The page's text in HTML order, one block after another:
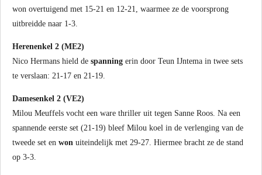
won overtuigend met 15-21 en 12-21, waarmee ze de voorsprong
uitbreidde naar 1-3.
Herenenkel 2 (ME2)
Nico Hermans hield de spanning erin door Teun IJntema in twee sets
te verslaan: 21-17 en 21-19.
Damesenkel 2 (VE2)
Milou Meuffels vocht een ware thriller uit tegen Sanne Roos. Na een
spannende eerste set (21-19) bleef Milou koel in de verlenging van de
tweede set en won uiteindelijk met 29-27. Hiermee bracht ze de stand
op 3-3.